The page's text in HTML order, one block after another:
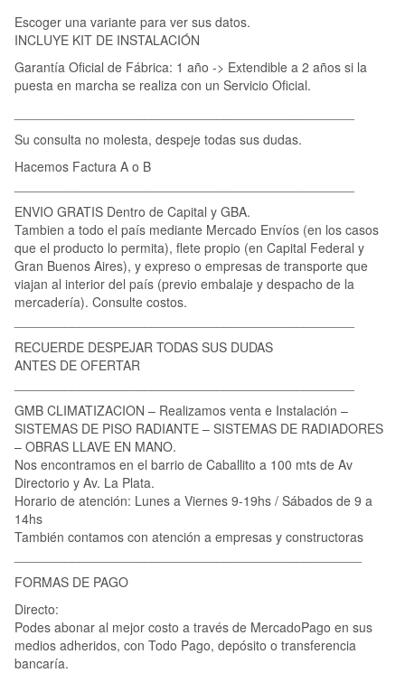
Escoger una variante para ver sus datos.
INCLUYE KIT DE INSTALACIÓN
Garantía Oficial de Fábrica: 1 año -> Extendible a 2 años si la
puesta en marcha se realiza con un Servicio Oficial.
Su consulta no molesta, despeje todas sus dudas.
Hacemos Factura A o B
ENVIO GRATIS Dentro de Capital y GBA.
Tambien a todo el país mediante Mercado Envíos (en los casos
que el producto lo permita), flete propio (en Capital Federal y
Gran Buenos Aires), y expreso o empresas de transporte que
viajan al interior del país (previo embalaje y despacho de la
mercadería). Consulte costos.
RECUERDE DESPEJAR TODAS SUS DUDAS
ANTES DE OFERTAR
GMB CLIMATIZACION – Realizamos venta e Instalación –
SISTEMAS DE PISO RADIANTE – SISTEMAS DE RADIADORES
– OBRAS LLAVE EN MANO.
Nos encontramos en el barrio de Caballito a 100 mts de Av
Directorio y Av. La Plata.
Horario de atención: Lunes a Viernes 9-19hs / Sábados de 9 a
14hs
También contamos con atención a empresas y constructoras
FORMAS DE PAGO
Directo:
Podes abonar al mejor costo a través de MercadoPago en sus
medios adheridos, con Todo Pago, depósito o transferencia
bancaría.